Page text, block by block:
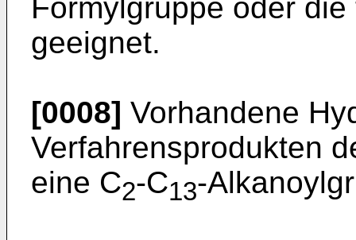
Formylgruppe oder
geeignet.
[0008] Vorhandene
Verfahrensprodukten
eine C2-C13-